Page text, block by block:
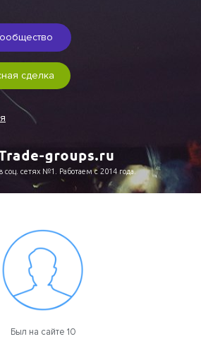
сделка
соц. сетях №1. Работаем с 2014 года.
Был на сайте 10